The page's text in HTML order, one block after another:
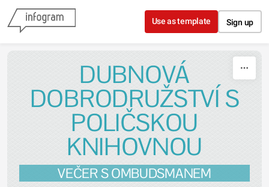
Skip to content
Use as template Sign up
DUBNOVÁ
DOBRODRUŽSTVÍ S
POLIČSKOU
KNIHOVNOU
VEČER S OMBUDSMANEM